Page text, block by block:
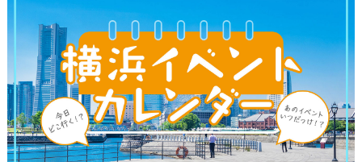
観光ガイド
ランキング
ブログ記事